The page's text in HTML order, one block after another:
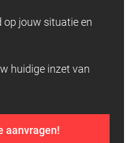
op jouw situatie en
huidige inzet van
aanvragen!